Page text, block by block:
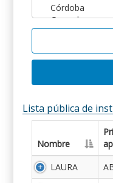
Lista pública de
Nombre
LAURA